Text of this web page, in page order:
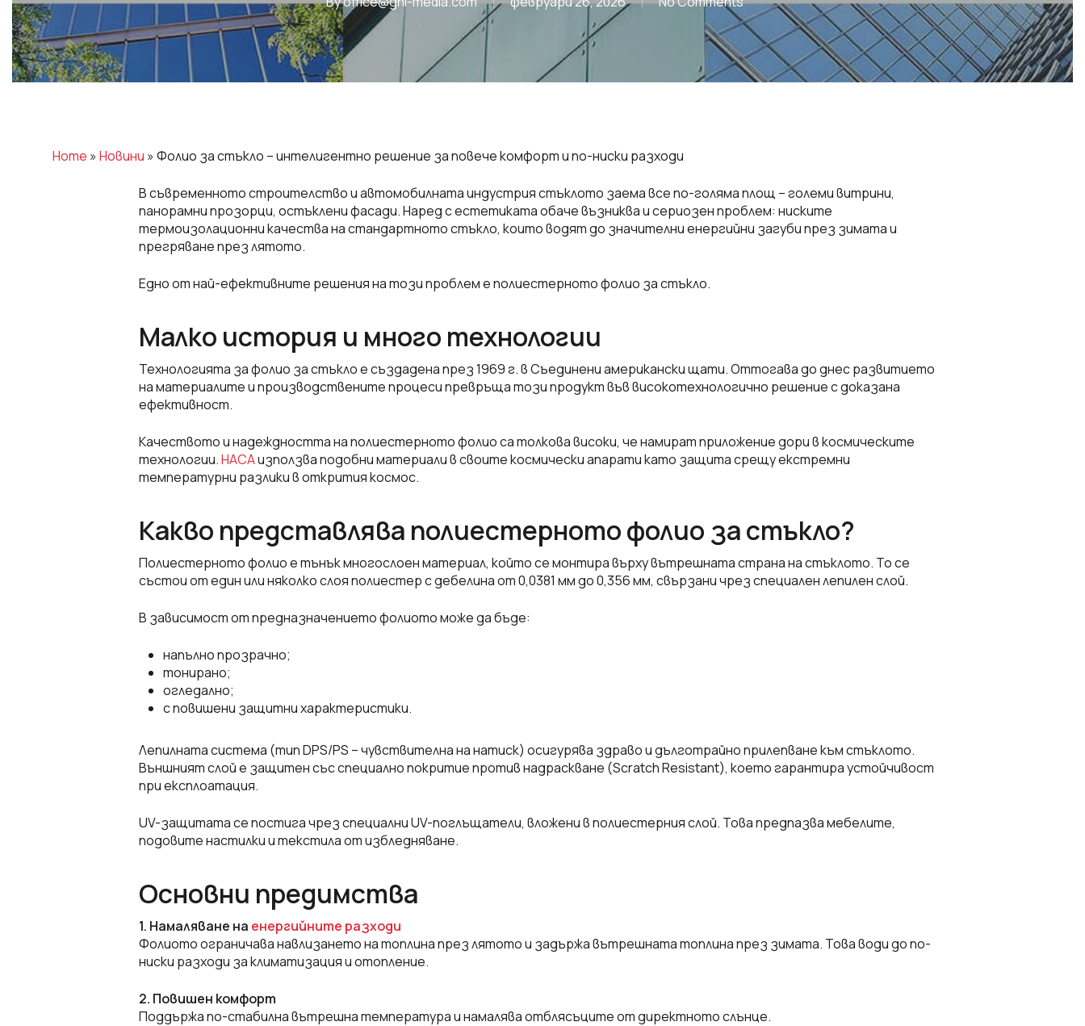
Home » Новини » Фолио за стъкло – интелигентно решение за повече комфорт и по-ниски разходи
В съвременното строителство и автомобилната индустрия стъклото заема все по-голяма площ – големи витрини,
панорамни прозорци, остъклени фасади. Наред с естетиката обаче възниква и сериозен проблем: ниските
термоизолационни качества на стандартното стъкло, които водят до значителни енергийни загуби през зимата и
прегряване през лятото.
Едно от най-ефективните решения на този проблем е полиестерното фолио за стъкло.
Малко история и много технологии
Технологията за фолио за стъкло е създадена през 1969 г. вСъединени американски щати. Оттогава до днес развитието
на материалите и производствените процеси превръща този продукт във високотехнологично решение с доказана
ефективност.
Качеството и надеждността на полиестерното фолио са толкова високи, че намират приложение дори в космическите
технологии.НАСАизползва подобни материали в своите космически апарати като защита срещу екстремни
температурни разлики в открития космос.
Какво представлява полиестерното фолио за стъкло?
Полиестерното фолио е тънък многослоен материал, който се монтира върху вътрешната страна на стъклото. То се
състои от един или няколко слоя полиестер с дебелина от 0,0381 мм до 0,356 мм, свързани чрез специален лепилен слой.
В зависимост от предназначението фолиото може да бъде:
напълно прозрачно;
тонирано;
огледално;
с повишени защитни характеристики.
Лепилната система (тип DPS/PS – чувствителна на натиск) осигурява здраво и дълготрайно прилепване към стъклото.
Външният слой е защитен със специално покритие против надраскване (Scratch Resistant), което гарантира устойчивост
при експлоатация.
UV-защитата се постига чрез специални UV-поглъщатели, вложени в полиестерния слой. Това предпазва мебелите,
подовите настилки и текстила от избледняване.
Основни предимства
1. Намаляване на енергийните разходи
Фолиото ограничава навлизането на топлина през лятото и задържа вътрешната топлина през зимата. Това води до по-
ниски разходи за климатизация и отопление.
2. Повишен комфорт
Поддържа по-стабилна вътрешна температура и намалява отблясъците от директното слънце.